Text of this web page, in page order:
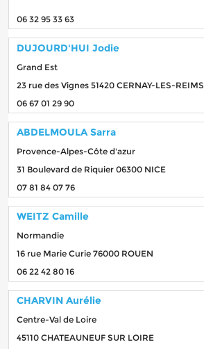
06 32 95 33 63
DUJOURD'HUI Jodie
Grand Est
23 rue des Vignes 51420 CERNAY-LES-REIMS
06 67 01 29 90
ABDELMOULA Sarra
Provence-Alpes-Côte d'azur
31 Boulevard de Riquier 06300 NICE
07 81 84 07 76
WEITZ Camille
Normandie
16 rue Marie Curie 76000 ROUEN
06 22 42 80 16
CHARVIN Aurélie
Centre-Val de Loire
45110 CHATEAUNEUF SUR LOIRE